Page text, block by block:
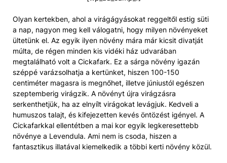
Olyan kertekben, ahol a virágágyásokat reggeltől estig süti
a nap, nagyon meg kell válogatni, hogy milyen növényeket
ültetünk el. Az egyik ilyen növény mára már kicsit divatját
múlta, de régen minden kis vidéki ház udvarában
megtalálható volt a Cickafark. Ez a sárga növény igazán
széppé varázsolhatja a kertünket, hiszen 100-150
centiméter magasra is megnőhet, illetve júniustól egészen
szeptemberig virágzik. A növényt újra virágzásra
serkenthetjük, ha az elnyílt virágokat levágjuk. Kedveli a
humuszos talajt, és kifejezetten kevés öntözést igényel. A
Cickafarkkal ellentétben a mai kor egyik legkeresettebb
növénye a Levendula. Ami nem is csoda, hiszen a
fantasztikus illatával kiemelkedik a többi kerti növény közül.